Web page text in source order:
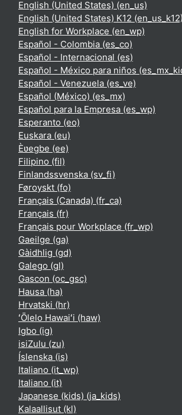
English (United States) ‎(en_us)‎
English (United States) K12 ‎(en_us_k12)‎
English for Workplace ‎(en_wp)‎
Español - Colombia ‎(es_co)‎
Español - Internacional ‎(es)‎
Español - México para niños
Español - Venezuela ‎(es_ve)‎
Español (México) ‎(es_mx)‎
Español para la Empresa ‎(es_wp)‎
Esperanto ‎(eo)‎
Euskara ‎(eu)‎
Èʋegbe ‎(ee)‎
Filipino ‎(fil)‎
Finlandssvenska ‎(sv_fi)‎
Føroyskt ‎(fo)‎
Français (Canada) ‎(fr_ca)‎
Français ‎(fr)‎
Français pour Workplace ‎(fr_wp)‎
Gaeilge ‎(ga)‎
Gàidhlig ‎(gd)‎
Galego ‎(gl)‎
Gascon ‎(oc_gsc)‎
Hausa ‎(ha)‎
Hrvatski ‎(hr)‎
ʻŌlelo Hawaiʻi ‎(haw)‎
Igbo ‎(ig)‎
isiZulu ‎(zu)‎
Íslenska ‎(is)‎
Italiano ‎(it_wp)‎
Italiano ‎(it)‎
Japanese (kids) ‎(ja_kids)‎
Kalaallisut ‎(kl)‎